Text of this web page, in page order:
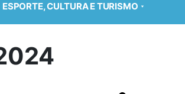
ESPORTE, CULTURA E TURISMO